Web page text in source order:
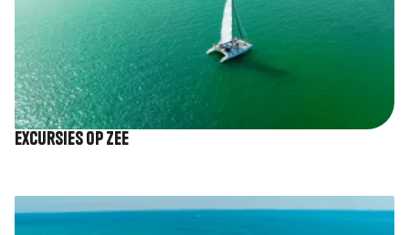
Excursies op zee
Afbeelding